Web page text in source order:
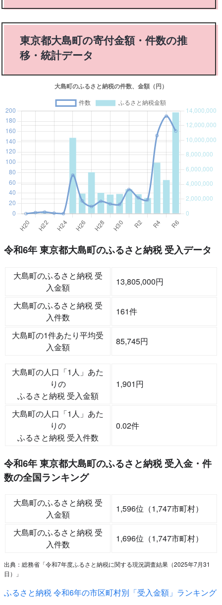
東京都大島町の寄付金額・件数の推
移・統計データ
令和6年 東京都大島町のふるさと納税 受入データ
大島町のふるさと納税 受
入金額
13,805,000円
大島町のふるさと納税 受
入件数
161件
大島町の1件あたり平均受
入金額
85,745円
大島町の人口「1人」あた
りの
ふるさと納税 受入金額
1,901円
大島町の人口「1人」あた
りの
ふるさと納税 受入件数
0.02件
令和6年 東京都大島町のふるさと納税 受入金・件
数の全国ランキング
大島町のふるさと納税 受
入金額
1,596位（1,747市町村）
大島町のふるさと納税 受
入件数
1,696位（1,747市町村）
出典：総務省「令和7年度ふるさと納税に関する現況調査結果（2025年7月31
日）」
ふるさと納税 令和6年の市区町村別「受入金額」ランキング